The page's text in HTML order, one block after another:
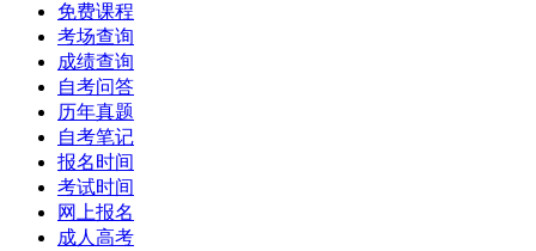
免费课程
考场查询
成绩查询
自考问答
历年真题
自考笔记
报名时间
考试时间
网上报名
成人高考